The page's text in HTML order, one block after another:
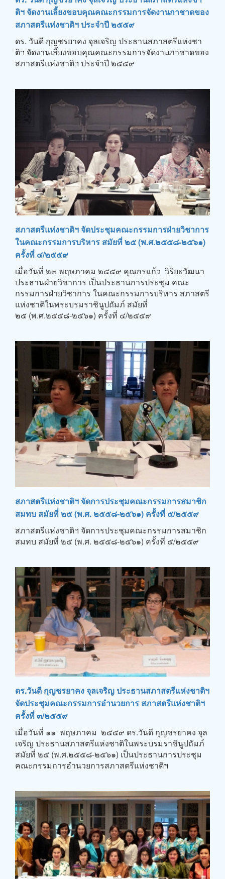
ติฯ จัดงานเลี้ยงขอบคุณคณะกรรมการจัดงานกาชาดของ
สภาสตรีแห่งชาติฯ ประจำปี ๒๕๕๙
ดร. วันดี กุญชรยาคง จุลเจริญ ประธานสภาสตรีแห่งชา
ติฯ จัดงานเลี้ยงขอบคุณคณะกรรมการจัดงานกาชาดของ
สภาสตรีแห่งชาติฯ ประจำปี ๒๕๕๙
สภาสตรีแห่งชาติฯ จัดประชุมคณะกรรมการฝ่ายวิชาการ
ในคณะกรรมการบริหาร สมัยที่ ๒๕ (พ.ศ.๒๕๕๘-๒๕๖๑)
ครั้งที่ ๔/๒๕๕๙
เมื่อวันที่ ๒๓ พฤษภาคม ๒๕๕๙ คุณกรแก้ว วิริยะวัฒนา
ประธานฝ่ายวิชาการ เป็นประธานการประชุม คณะ
กรรมการฝ่ายวิชาการ ในคณะกรรมการบริหาร สภาสตรี
แห่งชาติในพระบรมราชินูปถัมภ์ สมัยที่
๒๕ (พ.ศ.๒๕๕๘-๒๕๖๑) ครั้งที่ ๔/๒๕๕๙
สภาสตรีแห่งชาติฯ จัดการประชุมคณะกรรมการสมาชิก
สมทบ สมัยที่ ๒๕ (พ.ศ. ๒๕๕๘-๒๕๖๑) ครั้งที่ ๕/๒๕๕๙
สภาสตรีแห่งชาติฯ จัดการประชุมคณะกรรมการสมาชิก
สมทบ สมัยที่ ๒๕ (พ.ศ. ๒๕๕๘-๒๕๖๑) ครั้งที่ ๕/๒๕๕๙
ดร.วันดี กุญชรยาคง จุลเจริญ ประธานสภาสตรีแห่งชาติฯ
จัดประชุมคณะกรรมการอำนวยการ สภาสตรีแห่งชาติฯ
ครั้งที่ ๓/๒๕๕๙
เมื่อวันที่ ๑๑ พฤษภาคม ๒๕๕๙ ดร.วันดี กุญชรยาคง จุล
เจริญ ประธานสภาสตรีแห่งชาติในพระบรมราชินูปถัมภ์
สมัยที่ ๒๕ (พ.ศ.๒๕๕๘-๒๕๖๑) เป็นประธานการประชุม
คณะกรรมการอำนวยการสภาสตรีแห่งชาติฯ